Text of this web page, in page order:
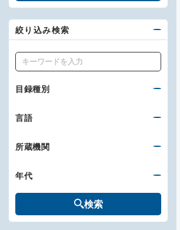
絞り込み検索
キーワード
目録種別
言語
所蔵機関
年代
検索